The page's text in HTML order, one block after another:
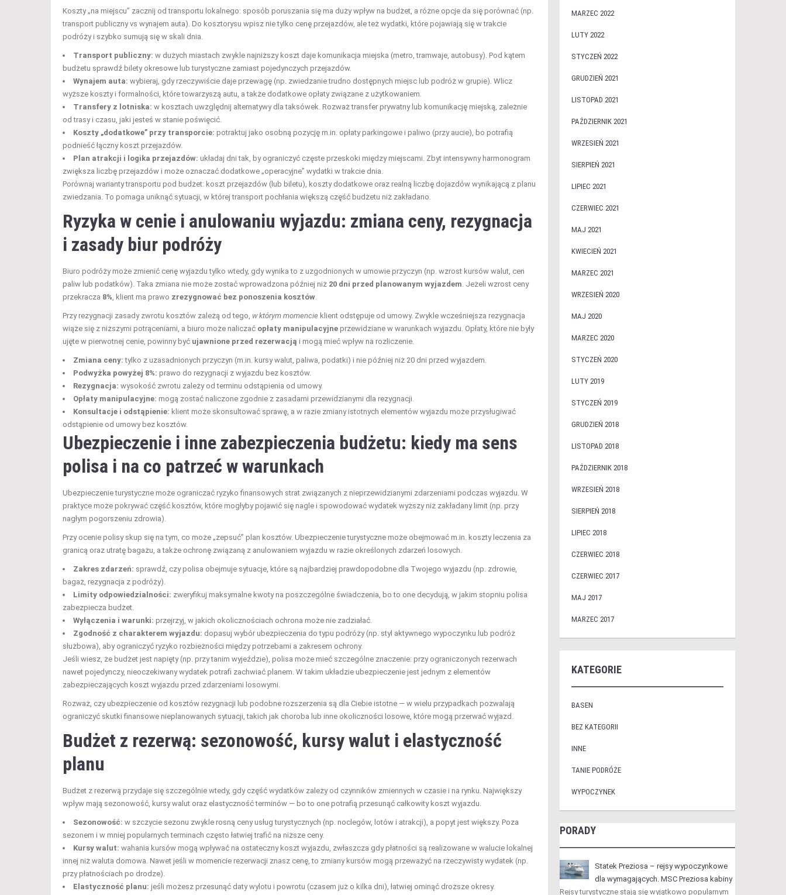
Koszty „na miejscu” zacznij od transportu lokalnego: sposób poruszania się ma duży wpływ na budżet, a różne opcje da się porównać (np.
transport publiczny vs wynajem auta). Do kosztorysu wpisz nie tylko cenę przejazdów, ale też wydatki, które pojawiają się w trakcie
podróży i szybko sumują się w skali dnia.
Transport publiczny: w dużych miastach zwykle najniższy koszt daje komunikacja miejska (metro, tramwaje, autobusy). Pod kątem
budżetu sprawdź bilety okresowe lub turystyczne zamiast pojedynczych przejazdów.
Wynajem auta: wybieraj, gdy rzeczywiście daje przewagę (np. zwiedzanie trudno dostępnych miejsc lub podróż w grupie). Wlicz
wyższe koszty i formalności, które towarzyszą autu, a także dodatkowe opłaty związane z użytkowaniem.
Transfery z lotniska: w kosztach uwzględnij alternatywy dla taksówek. Rozważ transfer prywatny lub komunikację miejską, zależnie
od trasy i czasu, jaki jesteś w stanie poświęcić.
Koszty „dodatkowe” przy transporcie: potraktuj jako osobną pozycję m.in. opłaty parkingowe i paliwo (przy aucie), bo potrafią
podnieść łączny koszt przejazdów.
Plan atrakcji i logika przejazdów: układaj dni tak, by ograniczyć częste przeskoki między miejscami. Zbyt intensywny harmonogram
zwiększa liczbę przejazdów i może oznaczać dodatkowe „operacyjne” wydatki w trakcie dnia.
Porównaj warianty transportu pod budżet: koszt przejazdów (lub biletu), koszty dodatkowe oraz realną liczbę dojazdów wynikającą z planu
zwiedzania. To pomaga uniknąć sytuacji, w której transport pochłania większą część budżetu niż zakładano.
Ryzyka w cenie i anulowaniu wyjazdu: zmiana ceny, rezygnacja
i zasady biur podróży
Biuro podróży może zmienić cenę wyjazdu tylko wtedy, gdy wynika to z uzgodnionych w umowie przyczyn (np. wzrost kursów walut, cen
paliw lub podatków). Taka zmiana nie może zostać wprowadzona później niż 20 dni przed planowanym wyjazdem. Jeżeli wzrost ceny
przekracza 8%, klient ma prawo zrezygnować bez ponoszenia kosztów.
Przy rezygnacji zasady zwrotu kosztów zależą od tego, w którym momencie klient odstępuje od umowy. Zwykle wcześniejsza rezygnacja
wiąże się z niższymi potrąceniami, a biuro może naliczać opłaty manipulacyjne przewidziane w warunkach wyjazdu. Opłaty, które nie były
ujęte w pierwotnej cenie, powinny być ujawnione przed rezerwacją i mogą mieć wpływ na rozliczenie.
Zmiana ceny: tylko z uzasadnionych przyczyn (m.in. kursy walut, paliwa, podatki) i nie później niż 20 dni przed wyjazdem.
Podwyżka powyżej 8%: prawo do rezygnacji z wyjazdu bez kosztów.
Rezygnacja: wysokość zwrotu zależy od terminu odstąpienia od umowy.
Opłaty manipulacyjne: mogą zostać naliczone zgodnie z zasadami przewidzianymi dla rezygnacji.
Konsultacje i odstąpienie: klient może skonsultować sprawę, a w razie zmiany istotnych elementów wyjazdu może przysługiwać
odstąpienie od umowy bez kosztów.
Ubezpieczenie i inne zabezpieczenia budżetu: kiedy ma sens
polisa i na co patrzeć w warunkach
Ubezpieczenie turystyczne może ograniczać ryzyko finansowych strat związanych z nieprzewidzianymi zdarzeniami podczas wyjazdu. W
praktyce może pokrywać część kosztów, które mogłyby pojawić się nagle i spowodować wydatek wyższy niż zakładany limit (np. przy
nagłym pogorszeniu zdrowia).
Przy ocenie polisy skup się na tym, co może „zepsuć” plan kosztów. Ubezpieczenie turystyczne może obejmować m.in. koszty leczenia za
granicą oraz utratę bagażu, a także ochronę związaną z anulowaniem wyjazdu w razie określonych zdarzeń losowych.
Zakres zdarzeń: sprawdź, czy polisa obejmuje sytuacje, które są najbardziej prawdopodobne dla Twojego wyjazdu (np. zdrowie,
bagaż, rezygnacja z podróży).
Limity odpowiedzialności: zweryfikuj maksymalne kwoty na poszczególne świadczenia, bo to one decydują, w jakim stopniu polisa
zabezpiecza budżet.
Wyłączenia i warunki: przejrzyj, w jakich okolicznościach ochrona może nie zadziałać.
Zgodność z charakterem wyjazdu: dopasuj wybór ubezpieczenia do typu podróży (np. styl aktywnego wypoczynku lub podróż
służbowa), aby ograniczyć ryzyko rozbieżności między potrzebami a zakresem ochrony.
Jeśli wiesz, że budżet jest napięty (np. przy tanim wyjeździe), polisa może mieć szczególne znaczenie: przy ograniczonych rezerwach
nawet pojedynczy, nieoczekiwany wydatek potrafi zachwiać planem. W takim układzie ubezpieczenie jest jednym z elementów
zabezpieczających koszt wyjazdu przed zdarzeniami losowymi.
Rozważ, czy ubezpieczenie od kosztów rezygnacji lub podobne rozszerzenia są dla Ciebie istotne — w wielu przypadkach pozwalają
ograniczyć skutki finansowe nieplanowanych sytuacji, takich jak choroba lub inne okoliczności losowe, które mogą przerwać wyjazd.
Budżet z rezerwą: sezonowość, kursy walut i elastyczność
planu
Budżet z rezerwą przydaje się szczególnie wtedy, gdy część wydatków zależy od czynników zmiennych w czasie i na rynku. Największy
wpływ mają sezonowość, kursy walut oraz elastyczność terminów — bo to one potrafią przesunąć całkowity koszt wyjazdu.
Sezonowość: w szczycie sezonu zwykle rosną ceny usług turystycznych (np. noclegów, lotów i atrakcji), a popyt jest większy. Poza
sezonem i w mniej popularnych terminach często łatwiej trafić na niższe ceny.
Kursy walut: wahania kursów mogą wpływać na ostateczny koszt wyjazdu, zwłaszcza gdy płatności są realizowane w walucie lokalnej
innej niż waluta domowa. Nawet jeśli w momencie rezerwacji znasz cenę, to zmiany kursów mogą przeważyć na rzeczywisty wydatek (np.
przy płatnościach po drodze).
Elastyczność planu: jeśli możesz przesunąć daty wylotu i powrotu (czasem już o kilka dni), łatwiej ominąć droższe okresy.
MARZEC 2022
LUTY 2022
STYCZEŃ 2022
GRUDZIEŃ 2021
LISTOPAD 2021
PAŹDZIERNIK 2021
WRZESIEŃ 2021
SIERPIEŃ 2021
LIPIEC 2021
CZERWIEC 2021
MAJ 2021
KWIECIEŃ 2021
MARZEC 2021
WRZESIEŃ 2020
MAJ 2020
MARZEC 2020
STYCZEŃ 2020
LUTY 2019
STYCZEŃ 2019
GRUDZIEŃ 2018
LISTOPAD 2018
PAŹDZIERNIK 2018
WRZESIEŃ 2018
SIERPIEŃ 2018
LIPIEC 2018
CZERWIEC 2018
CZERWIEC 2017
MAJ 2017
MARZEC 2017
KATEGORIE
BASEN
BEZ KATEGORII
INNE
TANIE PODRÓŻE
WYPOCZYNEK
PORADY
Statek Preziosa – rejsy wypoczynkowe
dla wymagających. MSC Preziosa kabiny
Rejsy turystyczne stają się wyjątkowo popularnym